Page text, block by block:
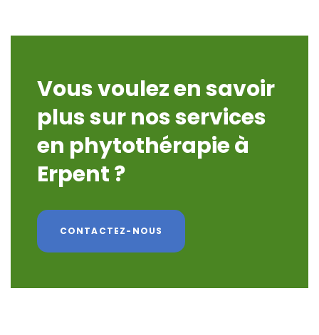
Vous voulez en savoir
plus sur nos services
en phytothérapie à
Erpent ?
CONTACTEZ-NOUS